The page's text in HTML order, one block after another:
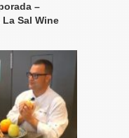
–
La Sal Wine